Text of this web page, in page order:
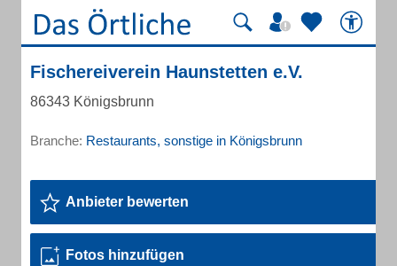
Fischereiverein Haunstetten e.V.
86343 Königsbrunn
Branche: Restaurants, sonstige in Königsbrunn
Anbieter bewerten
Fotos hinzufügen